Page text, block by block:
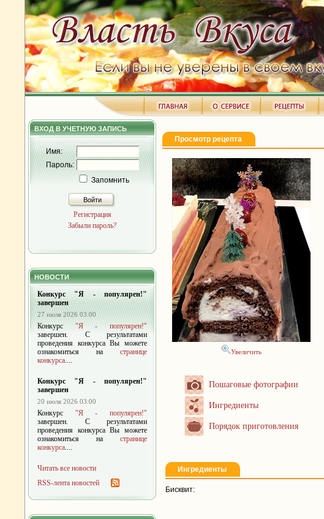
ВХОД В УЧЕТНУЮ ЗАПИСЬ
Имя:
Пароль:
Запомнить
Войти
Регистрация
Забыли пароль?
НОВОСТИ
Конкурс "Я - популярен!"
завершен
27 июля 2026 03:00
Конкурс"Я - популярен!"
завершен. С результатами
проведения конкурса Вы можете
ознакомиться на странице
конкурса....
Конкурс "Я - популярен!"
завершен
20 июля 2026 03:00
Конкурс "Я - популярен!"
завершен. С результатами
проведения конкурса Вы можете
ознакомиться на странице
конкурса....
Читать все новости
RSS-лента новостей
Просмотр рецепта
Увеличить
Пошаговые фотографии
Ингредиенты
Порядок приготовления
Ингредиенты
Бисквит: